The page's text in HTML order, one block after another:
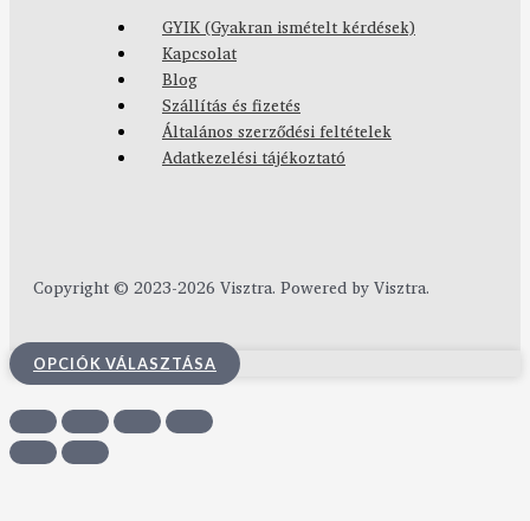
GYIK (Gyakran ismételt kérdések)
Kapcsolat
Blog
Szállítás és fizetés
Általános szerződési feltételek
Adatkezelési tájékoztató
Copyright © 2023-2026 Visztra. Powered by Visztra.
OPCIÓK VÁLASZTÁSA